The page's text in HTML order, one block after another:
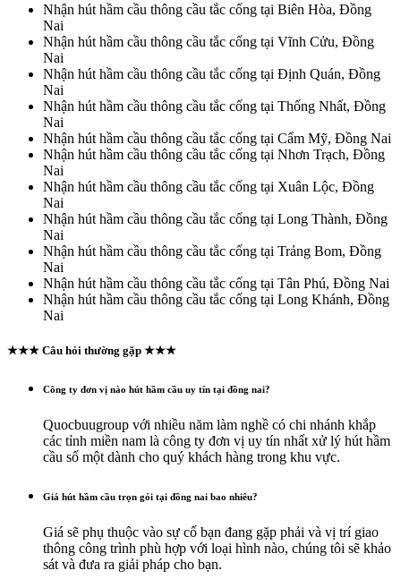
Nhận hút hầm cầu thông cầu tắc cống tại Biên Hòa, Đồng
Nai
Nhận hút hầm cầu thông cầu tắc cống tại Vĩnh Cửu, Đồng
Nai
Nhận hút hầm cầu thông cầu tắc cống tại Định Quán, Đồng
Nai
Nhận hút hầm cầu thông cầu tắc cống tại Thống Nhất, Đồng
Nai
Nhận hút hầm cầu thông cầu tắc cống tại Cẩm Mỹ, Đồng Nai
Nhận hút hầm cầu thông cầu tắc cống tại Nhơn Trạch, Đồng
Nai
Nhận hút hầm cầu thông cầu tắc cống tại Xuân Lộc, Đồng
Nai
Nhận hút hầm cầu thông cầu tắc cống tại Long Thành, Đồng
Nai
Nhận hút hầm cầu thông cầu tắc cống tại Trảng Bom, Đồng
Nai
Nhận hút hầm cầu thông cầu tắc cống tại Tân Phú, Đồng Nai
Nhận hút hầm cầu thông cầu tắc cống tại Long Khánh, Đồng
Nai
★★★ Câu hỏi thường gặp ★★★
Công ty đơn vị nào hút hầm cầu uy tín tại đồng nai?
Quocbuugroup với nhiều năm làm nghề có chi nhánh khắp
các tỉnh miền nam là công ty đơn vị uy tín nhất xử lý hút hầm
cầu số một dành cho quý khách hàng trong khu vực.
Giá hút hầm cầu trọn gói tại đồng nai bao nhiêu?
Giá sẽ phụ thuộc vào sự cố bạn đang gặp phải và vị trí giao
thông công trình phù hợp với loại hình nào, chúng tôi sẽ khảo
sát và đưa ra giải pháp cho bạn.